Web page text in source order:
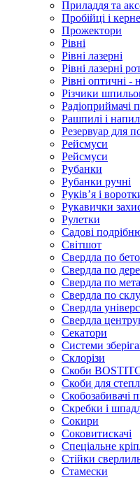
Приладдя та
Пробійці і
Прожектори
Рівні
Рівні лазерні
Рівні лазерні
Рівні оптичні -
Різчики
Радіоприймачі
Рашпилі і
Резервуар для
Рейсмуси
Рейсмуси
Рубанки
Рубанки ручні
Руківʼя і
Рукавички
Рулетки
Садові
Світшот
Свердла по
Свердла по
Свердла по
Свердла по
Свердла
Свердла
Секатори
Системи
Склорізи
Скоби
Скоби для
Скобозабивачі
Скребки і
Сокири
Соковитискачі
Спеціальне
Стійки
Стамески